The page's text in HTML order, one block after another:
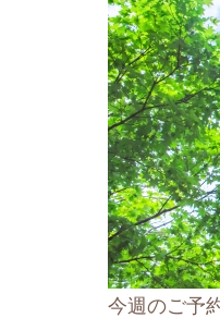
今週のご予